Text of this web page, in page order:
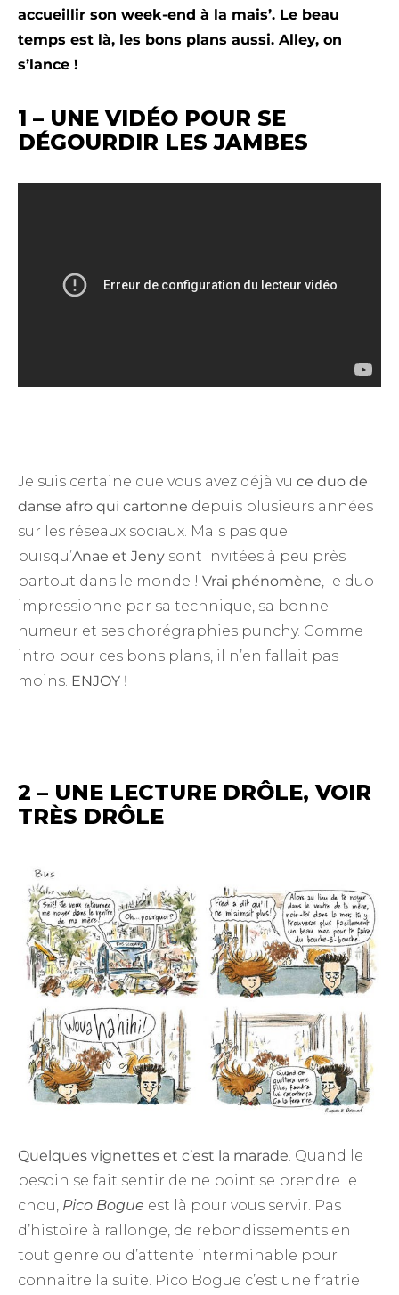
accueillir son week-end à la mais’. Le beau
temps est là, les bons plans aussi. Alley, on
s’lance !
1 – UNE VIDÉO POUR SE
DÉGOURDIR LES JAMBES
Je suis certaine que vous avez déjà vu ce duo de
danse afro qui cartonne depuis plusieurs années
sur les réseaux sociaux. Mais pas que
puisqu’Anae et Jeny sont invitées à peu près
partout dans le monde ! Vrai phénomène , le duo
impressionne par sa technique, sa bonne
humeur et ses chorégraphies punchy. Comme
intro pour ces bons plans, il n’en fallait pas
moins. ENJOY !
2 – UNE LECTURE DRÔLE, VOIR
TRÈS DRÔLE
Quelques vignettes et c’est la marade. Quand le
besoin se fait sentir de ne point se prendre le
chou, Pico Bogue est là pour vous servir. Pas
d’histoire à rallonge, de rebondissements en
tout genre ou d’attente interminable pour
connaitre la suite. Pico Bogue c’est une fratrie